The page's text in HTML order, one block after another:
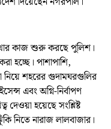
কাজ শুরু করছে পুলিশ।
হচ্ছে। পাশাপাশি,
নিয়ে শহরের গুদামঘরগুলির
এবং অগ্নি-নির্বাপণ
দেওয়া হয়েছে সংশ্লিষ্ট
নিতে নারাজ লালবাজার।